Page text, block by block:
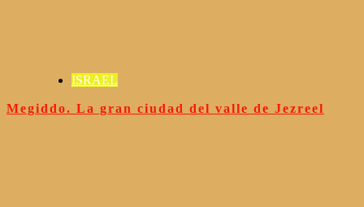
ISRAEL
Megiddo. La gran ciudad del valle de Jezreel